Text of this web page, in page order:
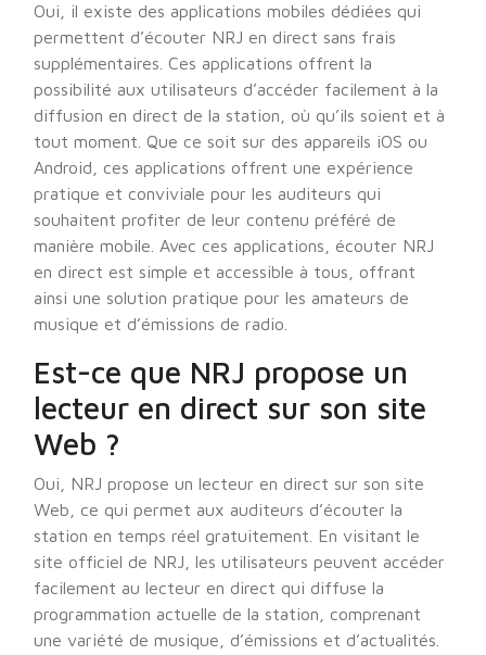
Oui, il existe des applications mobiles dédiées qui
permettent d’écouter NRJ en direct sans frais
supplémentaires. Ces applications offrent la
possibilité aux utilisateurs d’accéder facilement à la
diffusion en direct de la station, où qu’ils soient et à
tout moment. Que ce soit sur des appareils iOS ou
Android, ces applications offrent une expérience
pratique et conviviale pour les auditeurs qui
souhaitent profiter de leur contenu préféré de
manière mobile. Avec ces applications, écouter NRJ
en direct est simple et accessible à tous, offrant
ainsi une solution pratique pour les amateurs de
musique et d’émissions de radio.
Est-ce que NRJ propose un
lecteur en direct sur son site
Web ?
Oui, NRJ propose un lecteur en direct sur son site
Web, ce qui permet aux auditeurs d’écouter la
station en temps réel gratuitement. En visitant le
site officiel de NRJ, les utilisateurs peuvent accéder
facilement au lecteur en direct qui diffuse la
programmation actuelle de la station, comprenant
une variété de musique, d’émissions et d’actualités.